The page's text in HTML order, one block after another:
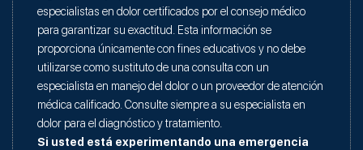
especialistas en dolor certificados por el consejo médico
para garantizar su exactitud. Esta información se
proporciona únicamente con fines educativos y no debe
utilizarse como sustituto de una consulta con un
especialista en manejo del dolor o un proveedor de atención
médica calificado. Consulte siempre a su especialista en
dolor para el diagnóstico y tratamiento.
Si usted está experimentando una emergencia